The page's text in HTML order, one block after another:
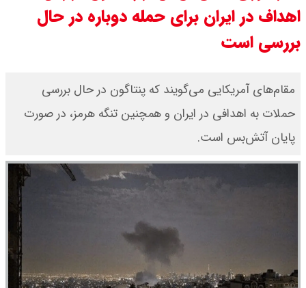
قیمت دینار عراق امروز دوشنبه ۱۹
قیمت دلار توافقی امروز دوشنبه ۱۹
مرداد ۱۴۰۵ اعلام شد/ دلار در قله
+ جدول
اهداف در ایران برای حمله دوباره در حال
بررسی است
مقام‌های آمریکایی می‌گویند که پنتاگون در حال بررسی
حملات به اهدافی در ایران و همچنین تنگه هرمز، در صورت
پایان آتش‌بس است.